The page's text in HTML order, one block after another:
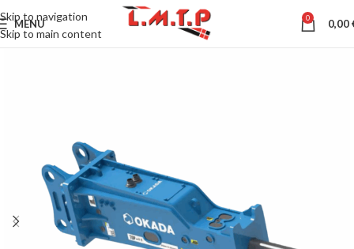
Skip to navigation
Skip to main content
MENU 0 0,00